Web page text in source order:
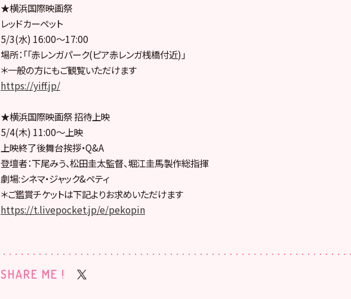
★横浜国際映画祭
レッドカーペット
5/3(水) 16:00〜17:00
場所：「「赤レンガパーク(ピア赤レンガ桟橋付近)」
＊一般の方にもご観覧いただけます
https://yiff.jp/
★横浜国際映画祭 招待上映
5/4(木) 11:00〜上映
上映終了後舞台挨拶・Q&A
登壇者：下尾みう、松田圭太監督、堀江圭馬製作総指揮
劇場:シネマ・ジャック&ペティ
＊ご鑑賞チケットは下記よりお求めいただけます
https://t.livepocket.jp/e/pekopin
SHARE ME !